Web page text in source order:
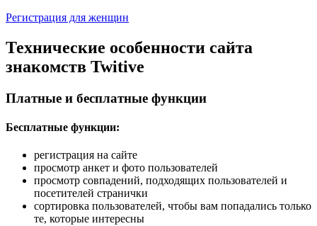
Регистрация для женщин
Технические особенности сайта
знакомств Twitive
Платные и бесплатные функции
Бесплатные функции:
регистрация на сайте
просмотр анкет и фото пользователей
просмотр совпадений, подходящих пользователей и
посетителей странички
сортировка пользователей, чтобы вам попадались только
те, которые интересны